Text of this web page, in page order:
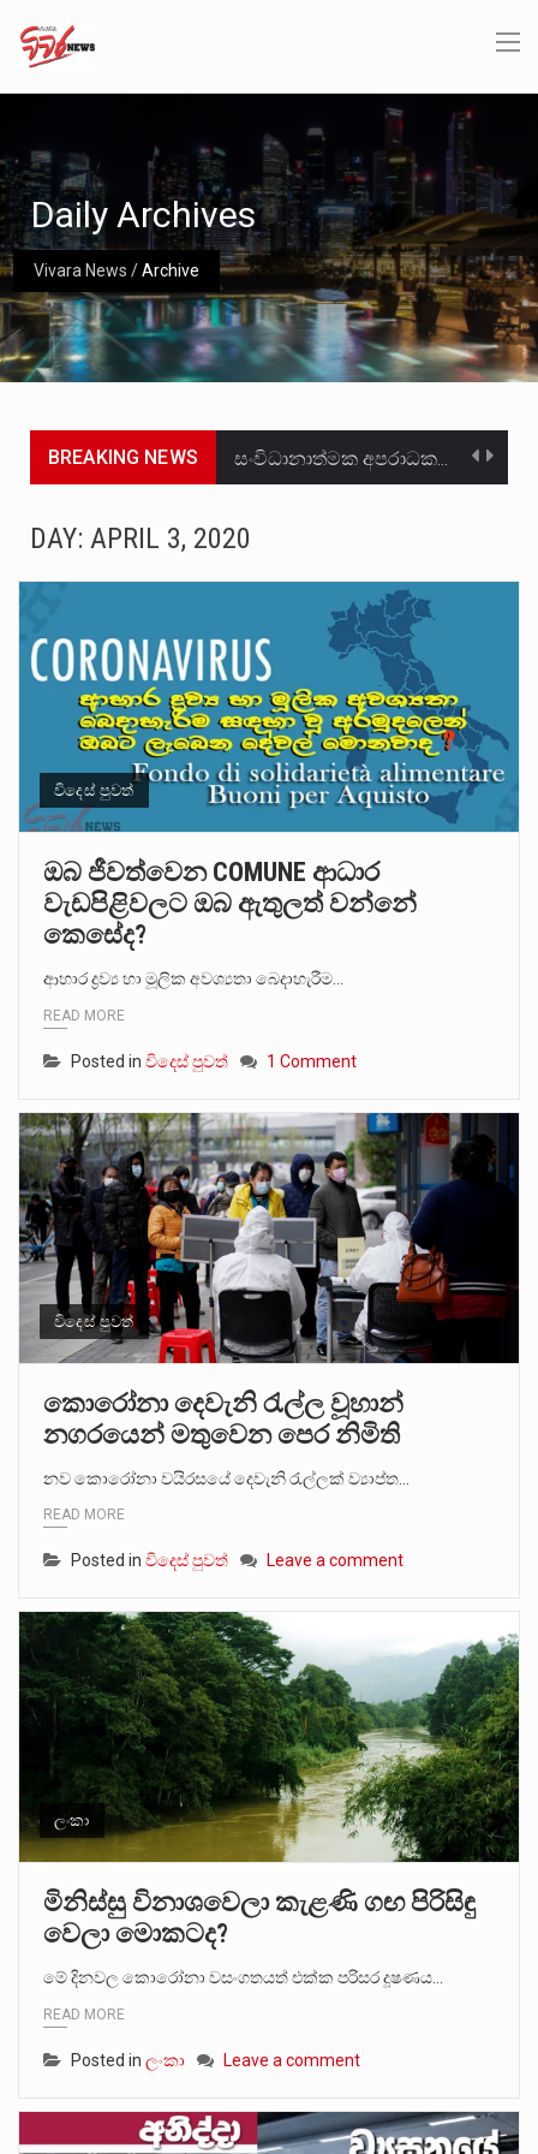
Vivara News /Archive
Daily Archives
BREAKING NEWS සංවිධානාත්මක අපරාධකරුවකු වන ලොකු පැටිගේ ප්‍රධාන වෙඩික්කරු බවට සැක කරන ගිං ගඟේ ගිල්වා මරා දමා…
මහර බන්ධනාගාරයේ අද ඇතිවූ සිද්ධියෙන් තුවාල ලැබූ බව කියන රැඳවියන් ගණන ඉහළ ගොස් තිබේ. ඒ…
අගෝස්තු මස දෙවන ඉරිදා ලිට් රූම් සූම් සංවාදය පැවැත්වෙන්නේ "කතා කරන මහ වැව" නම් නකතාවක්…
ලාල් කාන්ත ඇමතිවරයා අධිකරණ විනිශ්චයකාරවරුන්ගේ විශ්‍රාම යෑමේ වයස සම්බන්ධයෙන් නිහඬව සිටින ලෙස තමාට දැනුම් දුන්…
හිටපු පොලිස්පති පූජිත් ජයසුන්දරට සහ හිටපු ආරක්ෂක අමාත්‍යංශ ලේකම් හේමසිරි ප්‍රනාන්දු විශේෂ ත්‍රිපුද්ගල මහාධිකරණය විසින්…
DAY: APRIL 3, 2020
විදෙස් පුවත්
ඔබ ජීවත්වෙන COMUNE ආධාර
වැඩපිළිවලට ඔබ ඇතුලත් වන්නේ
කෙසේද?
ආහාර ද්‍රව්‍ය හා මූලික අවශ්‍යතා බෙදාහැරීම…
READ MORE
Posted in විදෙස් පුවත් 1 Comment
විදෙස් පුවත්
කොරෝනා දෙවැනි රැල්ල වූහාන්
නගරයෙන් මතුවෙන පෙර නිමිති
නව කොරෝනා වයිරසයේ දෙවැනි රැල්ලක් ව්‍යාප්ත…
READ MORE
Posted in විදෙස් පුවත් Leave a comment
ලංකා
මිනිස්සු විනාශවෙලා කැළණි ගඟ පිරිසිඳු
වෙලා මොකටද?
මේ දිනවල කොරෝනා වසංගතයත් එක්ක පරිසර දූෂණය…
READ MORE
Posted in ලංකා Leave a comment